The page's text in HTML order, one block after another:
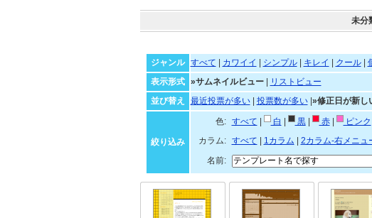
未分
ジャンル
すべて カワイイ シンプル| キレイ クール|
表示形式
»サムネイルビュー|
リストビュー
並び替え
最近投票が多い| 投票数が多い| »修正日が新し
絞り込み
色: すべて 白 黒| 赤| ピンク
カラム:
すべて 1カラム 2カラム-右メニュ
名前: